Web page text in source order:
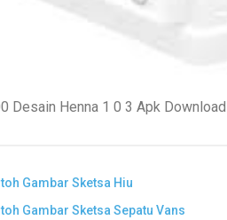
Desain Henna 1 0 3 Apk
Gambar Sketsa Hiu
Gambar Sketsa Sepatu Vans